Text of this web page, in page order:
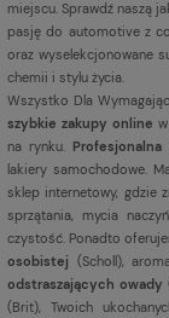
miejscu. Sprawdź naszą
pasję do automotive z
oraz wyselekcjonowane
chemii i stylu życia.
Wszystko Dla
szybkie zakupy online
na rynku. Profesjonalna
lakiery samochodowe.
sklep internetowy, gdzie
sprzątania, mycia
czystość. Ponadto
osobistej (Scholl),
odstraszających owady
(Brit), Twoich